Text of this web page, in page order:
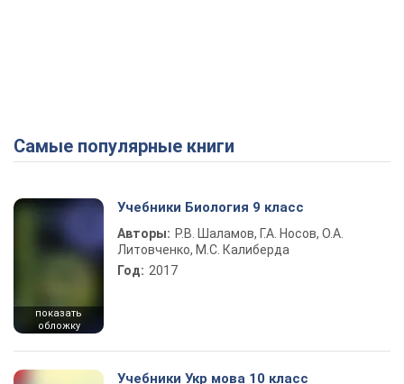
Самые популярные книги
показать
обложку
Учебники Биология 9 класс
Авторы: Р.В. Шаламов, Г.А. Носов, О.А.
Литовченко, М.С. Калиберда
Год: 2017
Учебники Укр мова 10 класс